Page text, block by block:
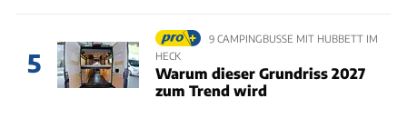
5
9 CAMPINGBUSSE MIT HUBBETT IM
HECK
Warum dieser Grundriss 2027
zum Trend wird